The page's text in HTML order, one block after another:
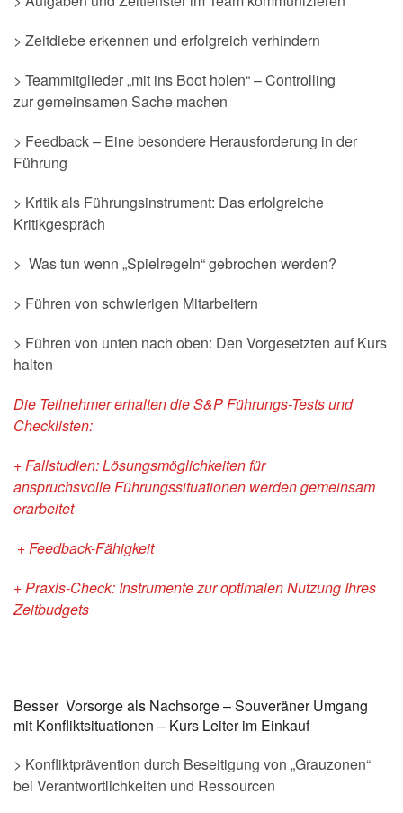
> Zeitdiebe erkennen und erfolgreich verhindern
> Teammitglieder „mit ins Boot holen“ – Controlling
zur gemeinsamen Sache machen
> Feedback – Eine besondere Herausforderung in der
Führung
> Kritik als Führungsinstrument: Das erfolgreiche
Kritikgespräch
> Was tun wenn „Spielregeln“ gebrochen werden?
> Führen von schwierigen Mitarbeitern
> Führen von unten nach oben: Den Vorgesetzten auf Kurs
halten
Die Teilnehmer erhalten die S&P Führungs-Tests und
Checklisten:
+ Fallstudien: Lösungsmöglichkeiten für
anspruchsvolleFührungssituationen werden gemeinsam
erarbeitet
+ Feedback-Fähigkeit
+ Praxis-Check: Instrumente zur optimalen Nutzung Ihres
Zeitbudgets
Besser Vorsorge als Nachsorge – Souveräner Umgang
mit Konfliktsituationen – Kurs Leiter im Einkauf
> Konfliktprävention durch Beseitigung von „Grauzonen“
bei Verantwortlichkeiten und Ressourcen